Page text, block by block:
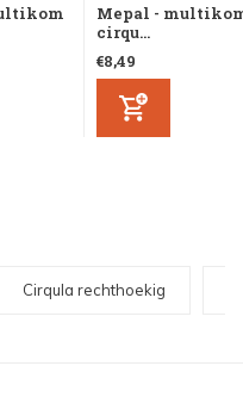
Mepal -
cirqu...
€8,49
Cirqula rechthoekig